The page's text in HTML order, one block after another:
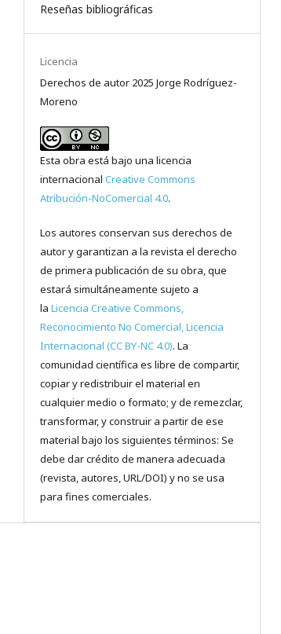
Reseñas bibliográficas
Licencia
Derechos de autor 2025 Jorge Rodríguez-
Moreno
Esta obra está bajo una licencia
internacionalCreative Commons
Atribución-NoComercial 4.0.
Los autores conservan sus derechos de
autor y garantizan a la revista el derecho
de primera publicación de su obra, que
estará simultáneamente sujeto a
laLicencia Creative Commons,
Reconocimiento No Comercial, Licencia
Internacional (CC BY-NC 4.0). La
comunidad científica es libre de compartir,
copiar y redistribuir el material en
cualquier medio o formato; y de remezclar,
transformar, y construir a partir de ese
material bajo los siguientes términos: Se
debe dar crédito de manera adecuada
(revista, autores, URL/DOI) y no se usa
para fines comerciales.